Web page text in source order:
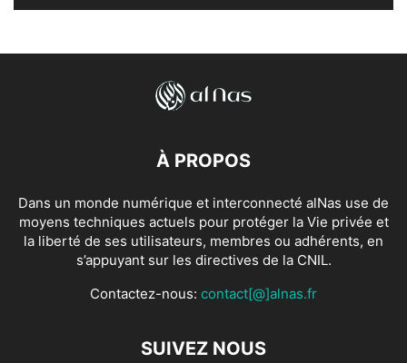
À PROPOS
Dans un monde numérique et interconnecté alNas use de
moyens techniques actuels pour protéger la Vie privée et
la liberté de ses utilisateurs, membres ou adhérents, en
s’appuyant sur les directives de la CNIL.
Contactez-nous: contact[@]alnas.fr
SUIVEZ NOUS